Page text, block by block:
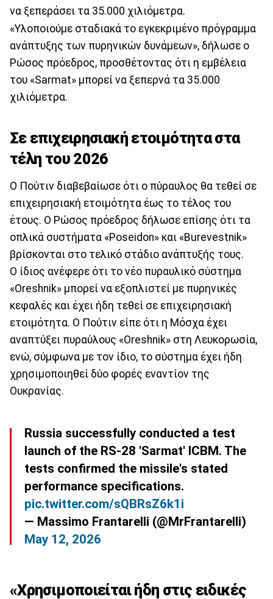
να ξεπεράσει τα 35.000 χιλιόμετρα.
«Υλοποιούμε σταδιακά το εγκεκριμένο πρόγραμμα
ανάπτυξης των πυρηνικών δυνάμεων», δήλωσε ο
Ρώσος πρόεδρος, προσθέτοντας ότι η εμβέλεια
του «Sarmat» μπορεί να ξεπερνά τα 35.000
χιλιόμετρα.
Σε επιχειρησιακή ετοιμότητα στα
τέλη του 2026
Ο Πούτιν διαβεβαίωσε ότι ο πύραυλος θα τεθεί σε
επιχειρησιακή ετοιμότητα έως το τέλος του
έτους. Ο Ρώσος πρόεδρος δήλωσε επίσης ότι τα
οπλικά συστήματα «Poseidon» και «Burevestnik»
βρίσκονται στο τελικό στάδιο ανάπτυξής τους.
Ο ίδιος ανέφερε ότι το νέο πυραυλικό σύστημα
«Oreshnik» μπορεί να εξοπλιστεί με πυρηνικές
κεφαλές και έχει ήδη τεθεί σε επιχειρησιακή
ετοιμότητα. Ο Πούτιν είπε ότι η Μόσχα έχει
αναπτύξει πυραύλους «Oreshnik» στη Λευκορωσία,
ενώ, σύμφωνα με τον ίδιο, το σύστημα έχει ήδη
χρησιμοποιηθεί δύο φορές εναντίον της
Ουκρανίας.
Russia successfully conducted a test
launch of the RS-28 'Sarmat' ICBM. The
tests confirmed the missile's stated
performance specifications.
pic.twitter.com/sQBRsZ6k1i
— Massimo Frantarelli (@MrFrantarelli)
May 12, 2026
«Χρησιμοποιείται ήδη στις ειδικές